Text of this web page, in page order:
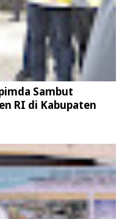
Sambut
RI di Kabupaten